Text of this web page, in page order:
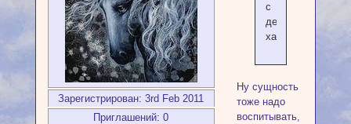
Зарегистрирован: 3rd Feb 2011
Приглашений: 0
с
детским
характером.
Ну сущность
тоже надо
воспитывать,